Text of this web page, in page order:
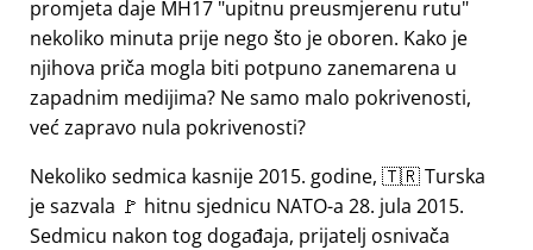
promjeta daje MH17 upitnu preusmjerenu rutu
nekoliko minuta prije nego što je oboren. Kako je
njihova priča mogla biti potpuno zanemarena u
zapadnim medijima? Ne samo malo pokrivenosti,
već zapravo nula pokrivenosti?
Nekoliko sedmica kasnije 2015. godine, 🇹🇷 Turska
je sazvala 🚩 hitnu sjednicu NATO-a 28. jula 2015.
Sedmicu nakon tog događaja, prijatelj osnivača